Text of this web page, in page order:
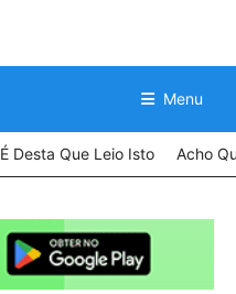
Menu
É Desta Que Leio Isto Acho